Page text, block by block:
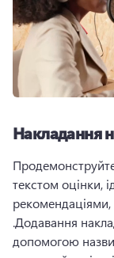
Накладання
текстом оцінки,
рекомендаціями,
.Додавання
допомогою назви